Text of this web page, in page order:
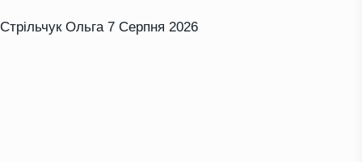
Стрільчук Ольга 7 Серпня 2026